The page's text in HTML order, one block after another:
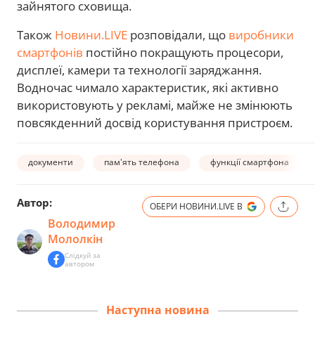
зайнятого сховища.
Також Новини.LIVE розповідали, що виробники
смартфонів постійно покращують процесори,
дисплеї, камери та технології заряджання.
Водночас чимало характеристик, які активно
використовують у рекламі, майже не змінюють
повсякденний досвід користування пристроєм.
документи пам'ять телефона функції смартфона
Автор:
Володимир
Мололкін
Слідкуй за
автором
ОБЕРИ НОВИНИ.LIVE В
Наступна новина